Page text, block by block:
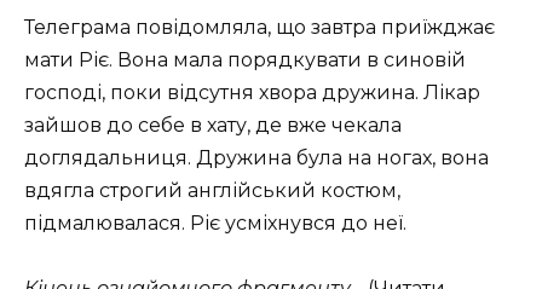
Телеграма повідомляла, що завтра приїжджає
мати Ріє. Вона мала порядкувати в синовій
господі, поки відсутня хвора дружина. Лікар
зайшов до себе в хату, де вже чекала
доглядальниця. Дружина була на ногах, вона
вдягла строгий англійський костюм,
підмалювалася. Ріє усміхнувся до неї.